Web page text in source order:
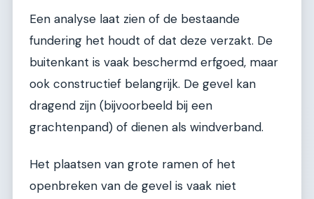
Een analyse laat zien of de bestaande
fundering het houdt of dat deze verzakt. De
buitenkant is vaak beschermd erfgoed, maar
ook constructief belangrijk. De gevel kan
dragend zijn (bijvoorbeeld bij een
grachtenpand) of dienen als windverband.
Het plaatsen van grote ramen of het
openbreken van de gevel is vaak niet